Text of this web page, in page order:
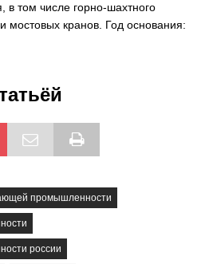
в том числе горно-шахтного
мостовых кранов. Год основания:
промышленности
россии